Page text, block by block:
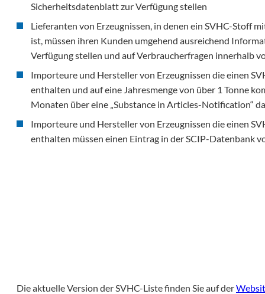
Sicherheitsdatenblatt zur Verfügung stellen
Lieferanten von Erzeugnissen, in denen ein SVHC-Stoff
ist, müssen ihren Kunden umgehend ausreichend
Verfügung stellen und auf Verbraucherfragen innerhalb
Importeure und Hersteller von Erzeugnissen die einen
enthalten und auf eine Jahresmenge von über 1 Tonne
Monaten über eine „Substance in Articles-Notification“
Importeure und Hersteller von Erzeugnissen die einen
enthalten müssen einen Eintrag in der SCIP-Datenbank
Die aktuelle Version der SVHC-Liste finden Sie auf der